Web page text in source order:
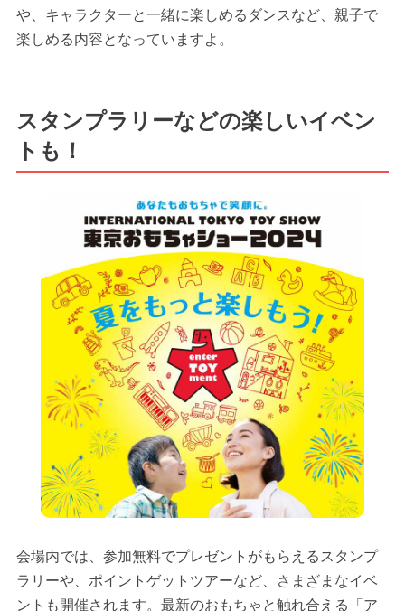
や、キャラクターと一緒に楽しめるダンスなど、親子で
楽しめる内容となっていますよ。
スタンプラリーなどの楽しいイベン
トも！
会場内では、参加無料でプレゼントがもらえるスタンプ
ラリーや、ポイントゲットツアーなど、さまざまなイベ
ントも開催されます。最新のおもちゃと触れ合える「ア